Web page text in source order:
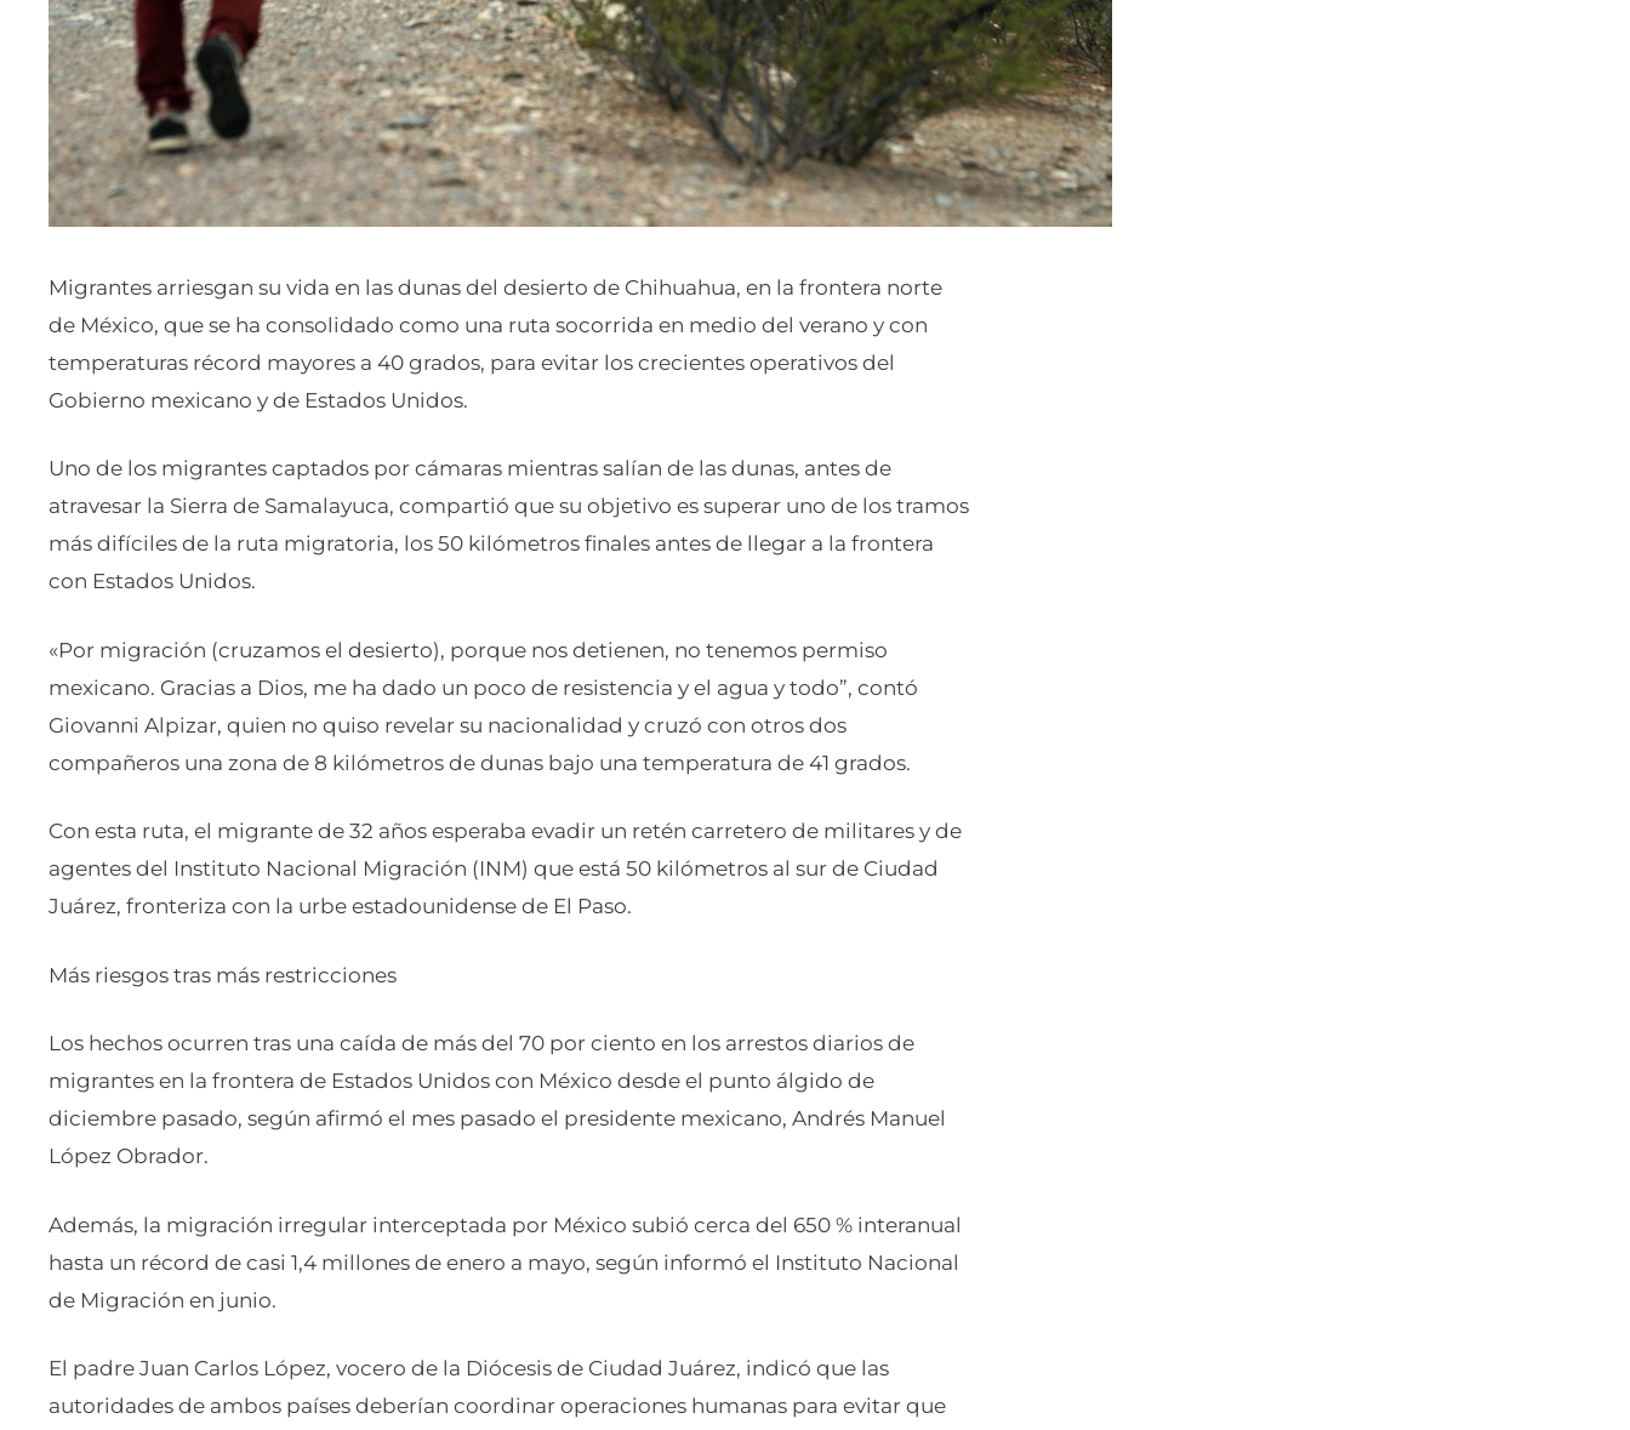
Migrantes arriesgan su vida en las dunas del desierto de Chihuahua, en la frontera norte
de México, que se ha consolidado como una ruta socorrida en medio del verano y con
temperaturas récord mayores a 40 grados, para evitar los crecientes operativos del
Gobierno mexicano y de Estados Unidos.
Uno de los migrantes captados por cámaras mientras salían de las dunas, antes de
atravesar la Sierra de Samalayuca, compartió que su objetivo es superar uno de los tramos
más difíciles de la ruta migratoria, los 50 kilómetros finales antes de llegar a la frontera
con Estados Unidos.
«Por migración (cruzamos el desierto), porque nos detienen, no tenemos permiso
mexicano. Gracias a Dios, me ha dado un poco de resistencia y el agua y todo”, contó
Giovanni Alpizar, quien no quiso revelar su nacionalidad y cruzó con otros dos
compañeros una zona de 8 kilómetros de dunas bajo una temperatura de 41 grados.
Con esta ruta, el migrante de 32 años esperaba evadir un retén carretero de militares y de
agentes del Instituto Nacional Migración (INM) que está 50 kilómetros al sur de Ciudad
Juárez, fronteriza con la urbe estadounidense de El Paso.
Más riesgos tras más restricciones
Los hechos ocurren tras una caída de más del 70 por ciento en los arrestos diarios de
migrantes en la frontera de Estados Unidos con México desde el punto álgido de
diciembre pasado, según afirmó el mes pasado el presidente mexicano, Andrés Manuel
López Obrador.
Además, la migración irregular interceptada por México subió cerca del 650 % interanual
hasta un récord de casi 1,4 millones de enero a mayo, según informó el Instituto Nacional
de Migración en junio.
El padre Juan Carlos López, vocero de la Diócesis de Ciudad Juárez, indicó que las
autoridades de ambos países deberían coordinar operaciones humanas para evitar que